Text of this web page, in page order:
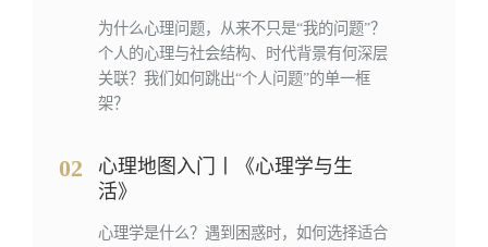
为什么心理问题，从来不只是“我的问题”？
个人的心理与社会结构、时代背景有何深层
关联？我们如何跳出“个人问题”的单一框
架？
02
心理地图入门丨《心理学与生
活》
心理学是什么？遇到困惑时，如何选择适合